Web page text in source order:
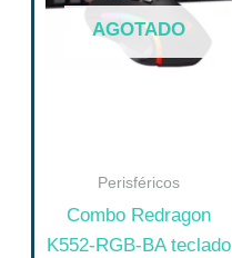
AGOTADO
Perisféricos
Combo Redragon
K552-RGB-BA teclado